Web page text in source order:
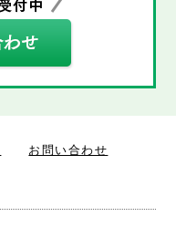
お問い合わせ